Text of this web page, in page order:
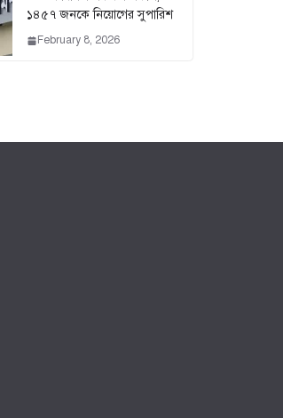
১৪৫৭ জনকে নিয়োগের সুপারিশ
February 8, 2026